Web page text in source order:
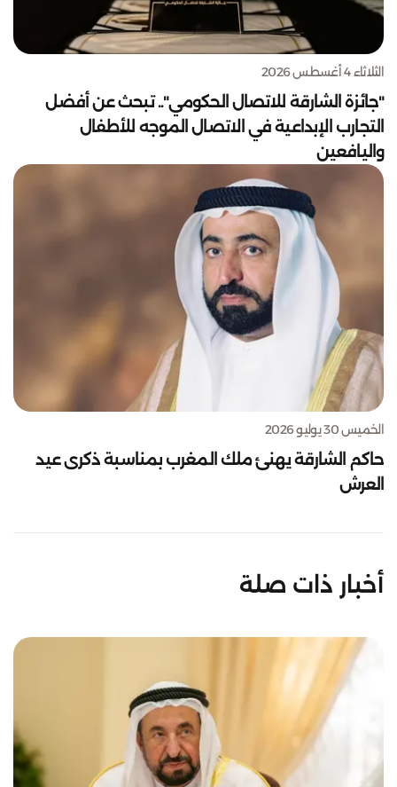
الثلاثاء 4 أغسطس 2026
"جائزة الشارقة للاتصال الحكومي".. تبحث عن أفضل
التجارب الإبداعية في الاتصال الموجه للأطفال
واليافعين
الخميس 30 يوليو 2026
حاكم الشارقة يهنئ ملك المغرب بمناسبة ذكرى عيد
العرش
أخبار ذات صلة